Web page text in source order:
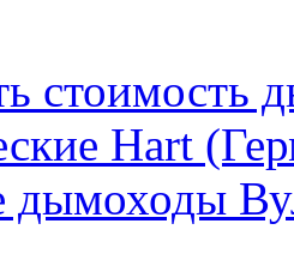
стоимость
Hart
дымоходы